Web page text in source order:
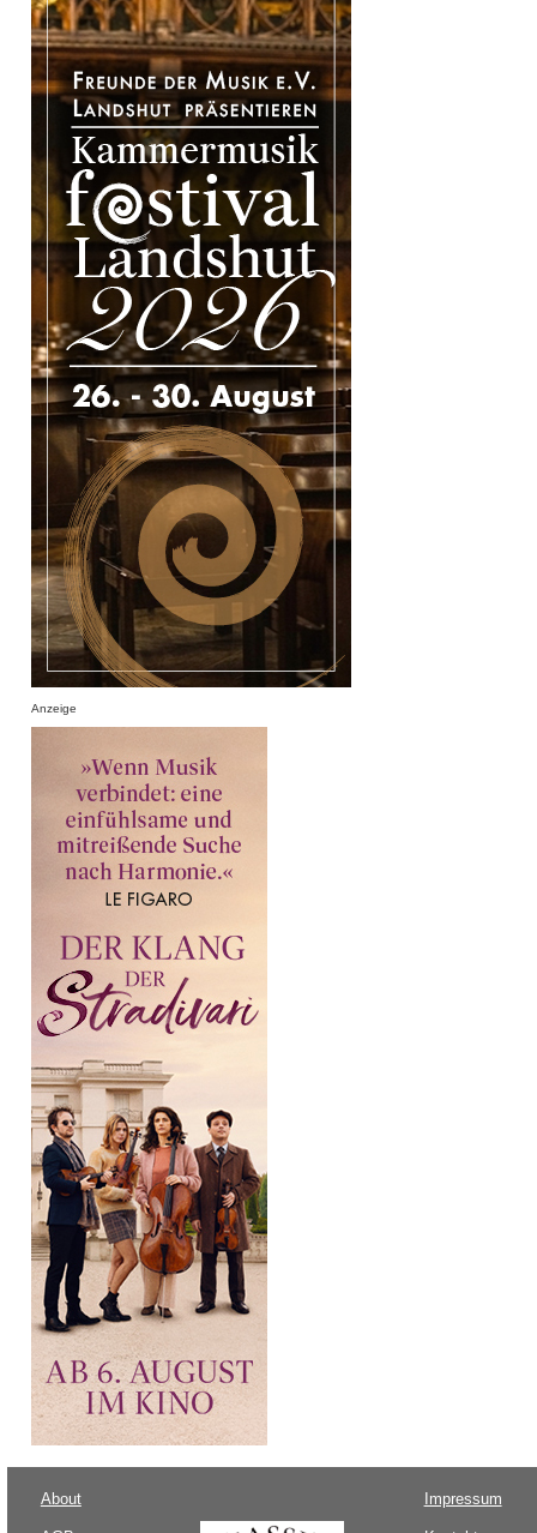
Anzeige
About Impressum